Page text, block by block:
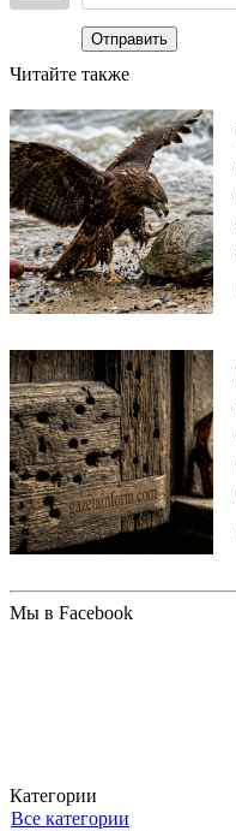
Отправить
Читайте также
Мы в Facebook
Категории
Все категории